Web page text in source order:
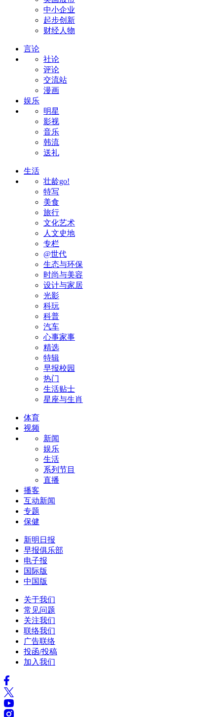
中小企业
起步创新
财经人物
言论
社论
评论
交流站
漫画
娱乐
明星
影视
音乐
韩流
送礼
生活
壮龄go!
特写
美食
旅行
文化艺术
人文史地
专栏
@世代
生态与环保
时尚与美容
设计与家居
光影
科玩
科普
汽车
心事家事
精选
特辑
早报校园
热门
生活贴士
星座与生肖
体育
视频
新闻
娱乐
生活
系列节目
直播
播客
互动新闻
专题
保健
新明日报
早报俱乐部
电子报
国际版
中国版
关于我们
常见问题
关注我们
联络我们
广告联络
投函/投稿
加入我们